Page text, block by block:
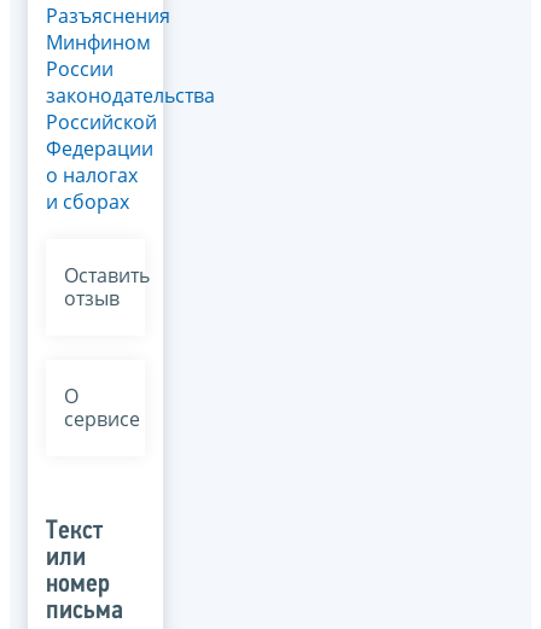
Разъяснения
Минфином
России
законодательства
Российской
Федерации
о налогах
и сборах
Оставить
отзыв
О
сервисе
Текст
или
номер
письма